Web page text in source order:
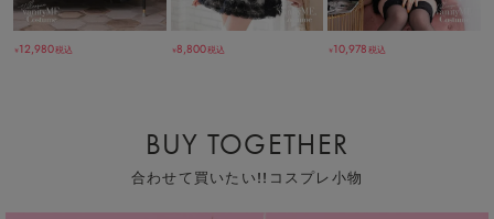
￥12,980税込 ￥8,800税込 ￥10,978 税込
BUY TOGETHER
合わせて買いたい!!コスプレ小物